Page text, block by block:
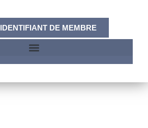
IDENTIFIANT DE MEMBRE